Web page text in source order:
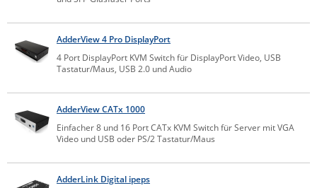
LigoWave
Milesight
Panorama Antennas
Power Kingdom
AdderView 4 Pro DisplayPort
4 Port DisplayPort KVM Switch für DisplayPort Video, USB
Tastatur/Maus, USB 2.0 und Audio
AdderView CATx 1000
Einfacher 8 und 16 Port CATx KVM Switch für Server mit VGA
Video und USB oder PS/2 Tastatur/Maus
AdderLink Digital ipeps